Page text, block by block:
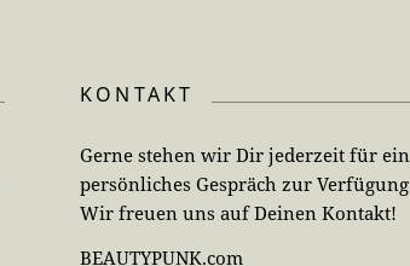
KONTAKT
Gerne stehen wir Dir jederzeit für ein
persönliches Gespräch zur
Wir freuen uns auf Deinen Kontakt!
BEAUTYPUNK.com